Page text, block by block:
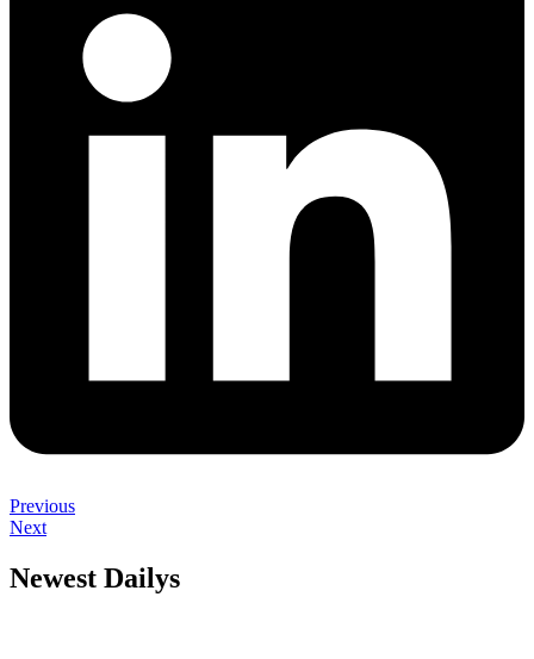
Previous
Next
Newest Dailys